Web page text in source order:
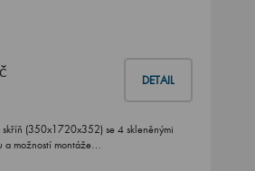
DETAIL
skříň (350x1720x352) se 4 skleněnými
a možností montáže…